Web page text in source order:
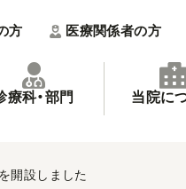
方 医療関係者の方
療科・部門 当院に
開設しました